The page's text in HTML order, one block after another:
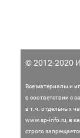
© 2012-2020
Все материалы и
в соответствии с
в т.ч. отдельных
www.sp-info.ru, в
строго